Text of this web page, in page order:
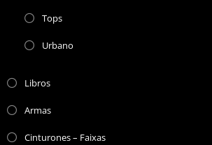
Tops
Urbano
Libros
Armas
Cinturones – Faixas